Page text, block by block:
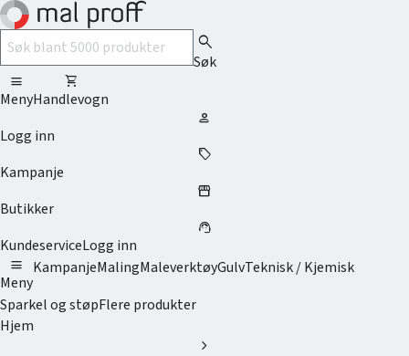
search
Søk
menu
Meny
shopping_cart
Handlevogn
person
Logg inn
sell
Kampanje
storefront
Butikker
support_agent
KundeserviceLogg inn
menu
Meny
KampanjeMalingMaleverktøyGulvTeknisk / Kjemisk
Sparkel og støpFlere produkter
Hjem
chevron_right